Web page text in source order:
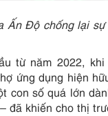
Ấn Độ chống lại
từ năm 2022,
ứng dụng hiện
con số quá lớn
đã khiến cho thị